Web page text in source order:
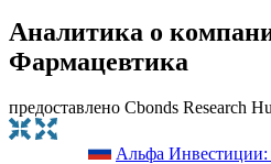
Аналитика о
Фармацевтика
предоставлено Cbonds Research
Альфа Инвестиции: